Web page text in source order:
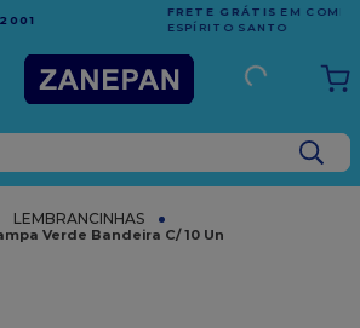
COMPRAS ACIMA DE R$1.000,00 PARA O
LEMBRANCINHAS
Verde Bandeira C/ 10 Un